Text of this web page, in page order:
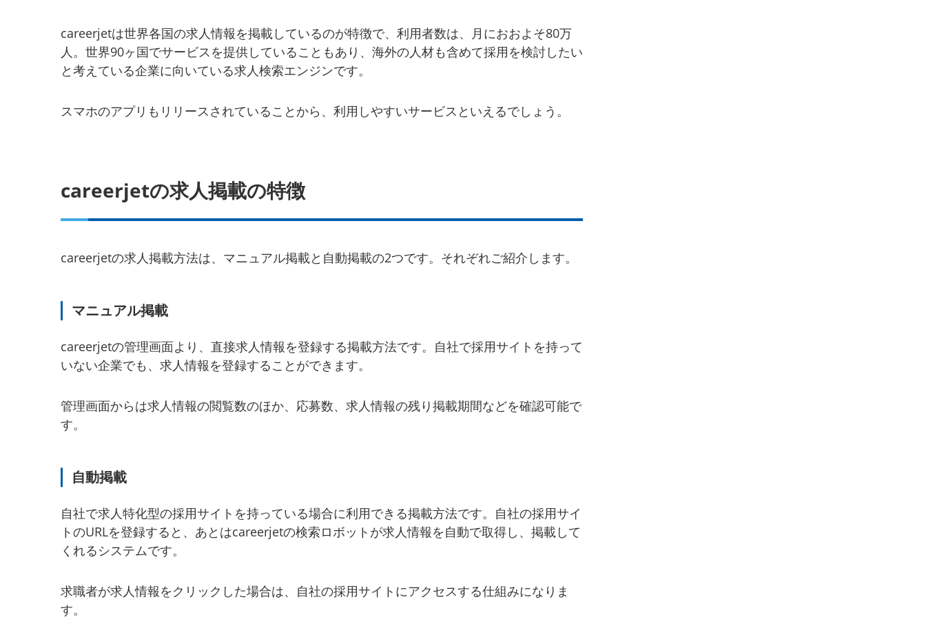
careerjetは世界各国の求人情報を掲載しているのが特徴で、利用者数は、月におおよそ80万
人。世界90ヶ国でサービスを提供していることもあり、海外の人材も含めて採用を検討したい
と考えている企業に向いている求人検索エンジンです。
スマホのアプリもリリースされていることから、利用しやすいサービスといえるでしょう。
careerjetの求人掲載の特徴
careerjetの求人掲載方法は、マニュアル掲載と自動掲載の2つです。それぞれご紹介します。
マニュアル掲載
careerjetの管理画面より、直接求人情報を登録する掲載方法です。自社で採用サイトを持って
いない企業でも、求人情報を登録することができます。
管理画面からは求人情報の閲覧数のほか、応募数、求人情報の残り掲載期間などを確認可能で
す。
自動掲載
自社で求人特化型の採用サイトを持っている場合に利用できる掲載方法です。自社の採用サイ
トのURLを登録すると、あとはcareerjetの検索ロボットが求人情報を自動で取得し、掲載して
くれるシステムです。
求職者が求人情報をクリックした場合は、自社の採用サイトにアクセスする仕組みになりま
す。